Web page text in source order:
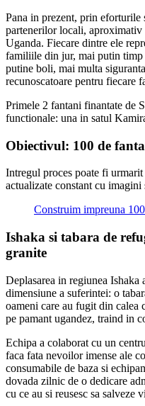
Pana in prezent, prin
partenerilor locali,
Uganda. Fiecare dintre ele
familiile din jur, mai putin timp
putine boli, mai multa
recunoscatoare pentru fiecare
Primele 2 fantani finantate de
functionale: una in satul
Obiectivul: 100 de
Intregul proces poate fi
actualizate constant cu
Construim impreuna
Ishaka si tabara de
granite
Deplasarea in regiunea Ishaka
dimensiune a suferintei: o
oameni care au fugit din calea
pe pamant ugandez, traind in
Echipa a colaborat cu un
faca fata nevoilor imense ale
consumabile de baza si
dovada zilnic de o dedicare
cu ce au si reusesc sa salveze